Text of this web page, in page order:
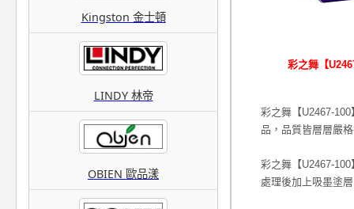
Kingston 金士頓
LINDY 林帝
OBIEN 歐品漾
彩之舞【
彩之舞【U2467-
品，品質皆層層嚴
彩之舞【U2467-
處理後加上吸墨塗